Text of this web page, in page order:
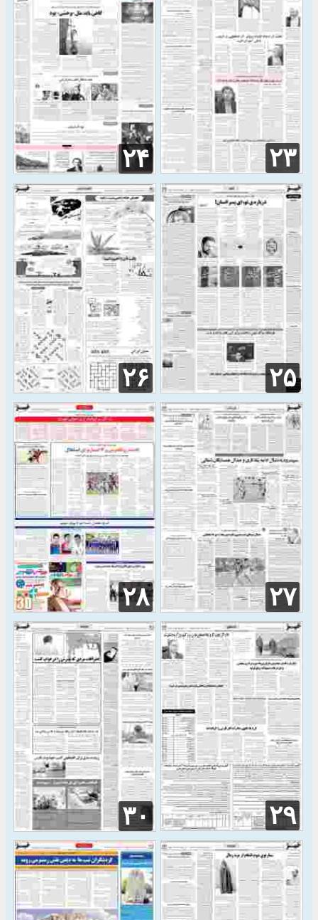
۲۳ ۲۴
۲۵ ۲۶
۲۷ ۲۸
۲۹ ۳۰